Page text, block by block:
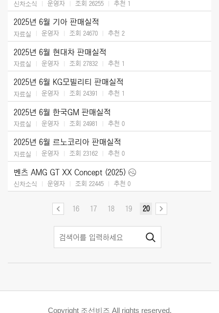
신차소식 운영자 조회 26255 추천 1
2025년 6월 기아 판매실적
자료실 운영자 조회 24670 추천 2
2025년 6월 현대차 판매실적
자료실 운영자 조회 27832 추천 1
2025년 6월 KG모빌리티 판매실적
자료실 운영자 조회 24391 추천 1
2025년 6월 한국GM 판매실적
자료실 운영자 조회 24981 추천 0
2025년 6월 르노코리아 판매실적
자료실 운영자 조회 23162 추천 0
벤츠 AMG GT XX Concept (2025)
신차소식 운영자 조회 22445 추천 0
16 17 18 19 20
Copyright 조선비즈 All rights reserved.